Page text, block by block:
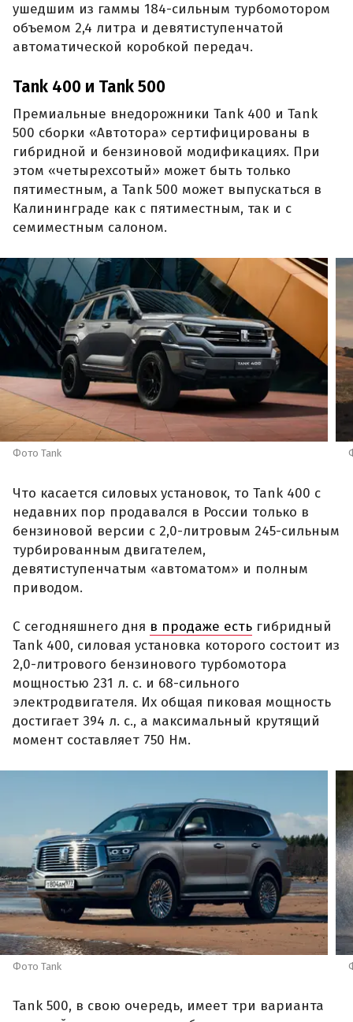
ушедшим из гаммы 184-сильным турбомотором
объемом 2,4 литра и девятиступенчатой
автоматической коробкой передач.
Tank 400 и Tank 500
Премиальные внедорожники Tank 400 и Tank
500 сборки «Автотора» сертифицированы в
гибридной и бензиновой модификациях. При
этом «четырехсотый» может быть только
пятиместным, а Tank 500 может выпускаться в
Калининграде как с пятиместным, так и с
семиместным салоном.
Фото Tank
Что касается силовых установок, то Tank 400 с
недавних пор продавался в России только в
бензиновой версии с 2,0-литровым 245-сильным
турбированным двигателем,
девятиступенчатым «автоматом» и полным
приводом.
С сегодняшнего дня в продаже есть гибридный
Tank 400, силовая установка которого состоит из
2,0-литрового бензинового турбомотора
мощностью 231 л. с. и 68-сильного
электродвигателя. Их общая пиковая мощность
достигает 394 л. с., а максимальный крутящий
момент составляет 750 Нм.
Фото Tank
Tank 500, в свою очередь, имеет три варианта